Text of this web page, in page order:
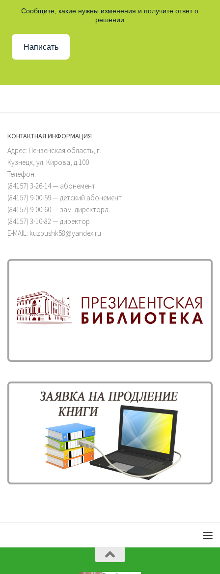
Сообщите, какие нужны изменения и получите ответ о
решении
Написать
КОНТАКТНАЯ ИНФОРМАЦИЯ
Адрес: Пензенская область, г.
Кузнецк, ул. Кирова, д.100
Телефон:
(84157) 3-26-14 — абонемент
(84157) 9-00-59 — детский абонемент
(84157) 9-00-60 — зам. директора
(84157) 3-10-82 — директор
E-MAIL: kuzpushk58@yandex.ru